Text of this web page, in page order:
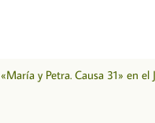
«María y Petra. Causa 31» en